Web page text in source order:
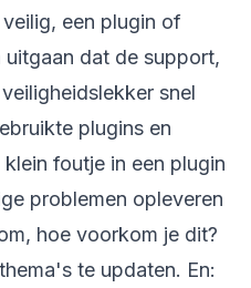
een plugin of
uitgaan dat de support,
snel
plugins en
foutje in een plugin
problemen opleveren
hoe voorkom je dit?
te updaten. En: